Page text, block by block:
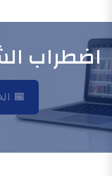
اضطراب
📅 الرئيسية اضطراب